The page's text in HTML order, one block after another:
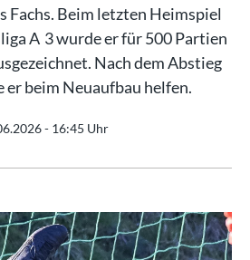
Fachs. Beim letzten Heimspiel
A 3 wurde er für 500 Partien
Nach dem Abstieg
er beim Neuaufbau helfen.
- 16:45 Uhr